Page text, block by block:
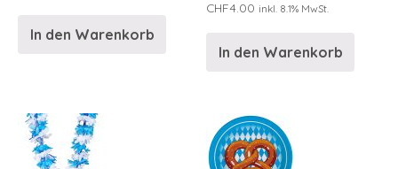
In den Warenkorb
CHF4.00 inkl. 8.1% MwSt.
In den Warenkorb